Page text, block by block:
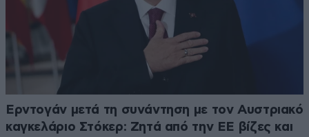
Ερντογάν μετά τη συνάντηση με τον Αυστριακό
καγκελάριο Στόκερ: Ζητά από την ΕΕ βίζες και